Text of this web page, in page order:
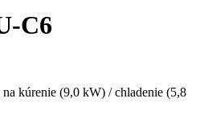
C6
kúrenie (9,0 kW) / chladenie (5,8